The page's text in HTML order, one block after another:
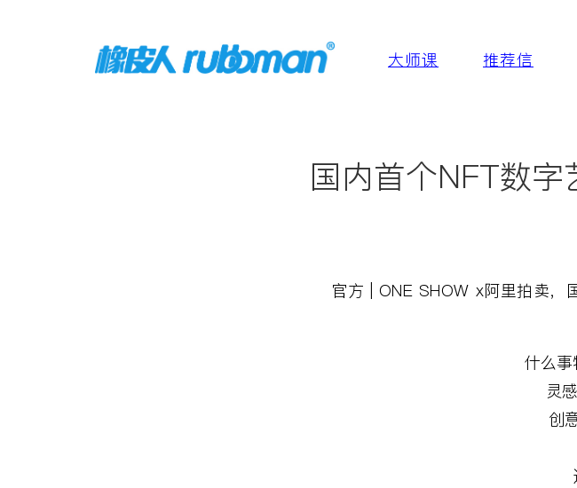
大师课 推荐信
国内首个NFT数
官方 | ONE SHOW x阿里拍卖，
什么事
灵
创